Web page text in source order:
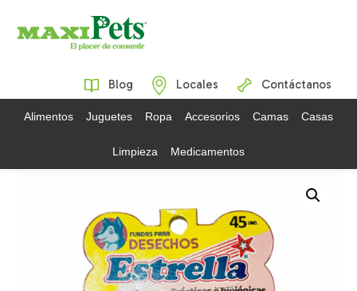
Blog Locales Contáctanos
Alimentos Juguetes Ropa Accesorios Camas Casas
Limpieza Medicamentos